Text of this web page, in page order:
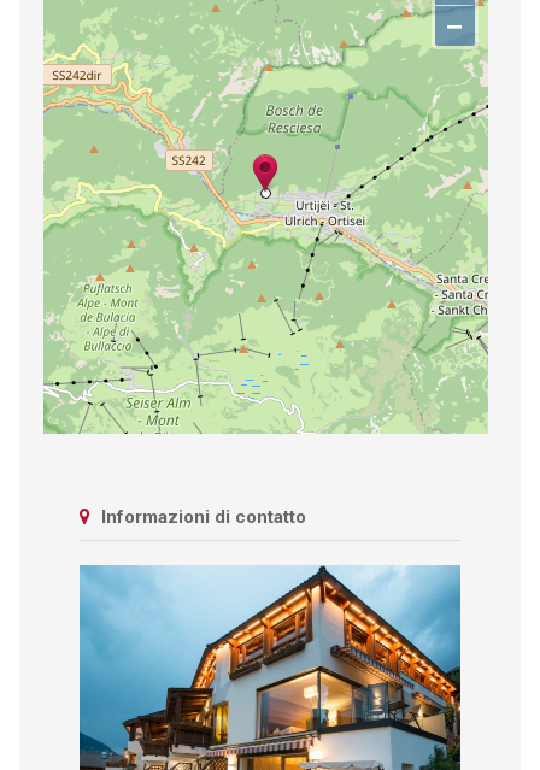
−
Informazioni di contatto